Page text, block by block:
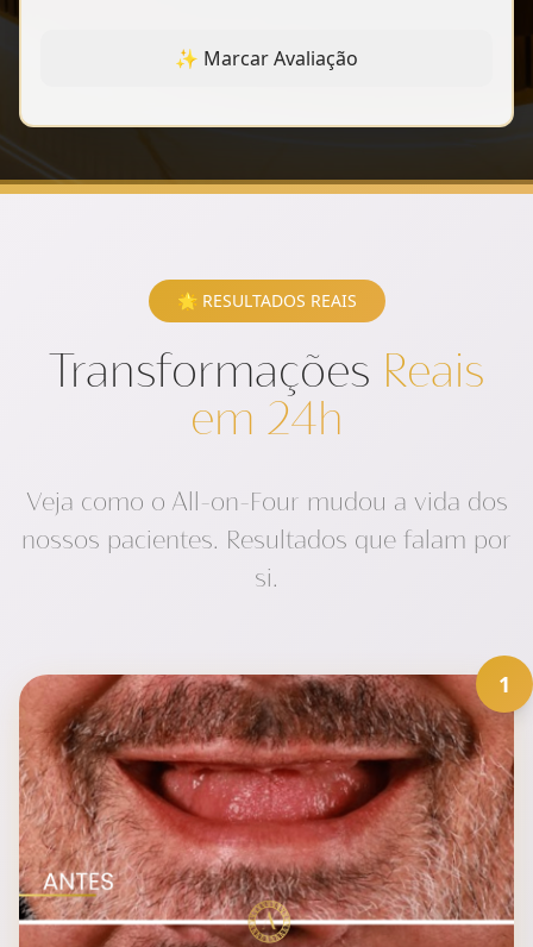
✨ Marcar Avaliação
🌟 RESULTADOS REAIS
Transformações Reais
em 24h
Veja como o All-on-Four mudou a vida dos
nossos pacientes. Resultados que falam por
si.
1